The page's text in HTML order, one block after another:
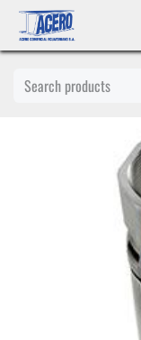
Ir al contenido